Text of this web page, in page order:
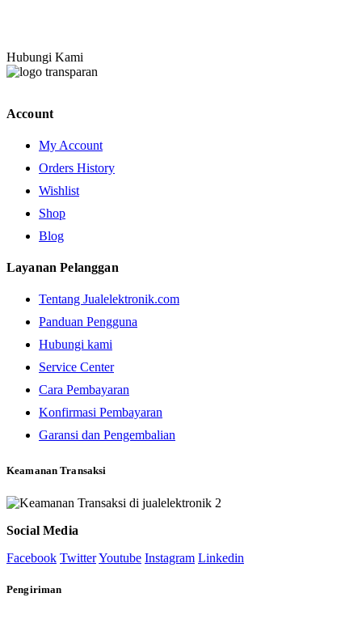
Hubungi Kami
Account
My Account
Orders History
Wishlist
Shop
Blog
Layanan Pelanggan
Tentang Jualelektronik.com
Panduan Pengguna
Hubungi kami
Service Center
Cara Pembayaran
Konfirmasi Pembayaran
Garansi dan Pengembalian
Keamanan Transaksi
Social Media
Facebook TwitterYoutube Instagram Linkedin
Pengiriman